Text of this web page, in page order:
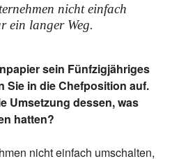
nicht ein­fach
ein lan­ger Weg.
sein Fünfzigjähriges
Sie in die Chefposition auf.
Umsetzung dessen, was
hatten?
nicht ein­fach um­schal­ten,